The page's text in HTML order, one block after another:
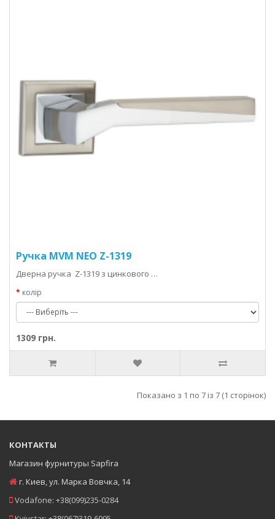
Ручка MVM NEO Z-1319
Дверна ручка Z-1319 з цинкового …
колір
1309 грн.
Показано з 1 по 7 із 7 (1 сторінок)
КОНТАКТЫ
Магазин фурнитуры Sapfira
г. Киев ул. Марка Вовчка, 14
Vodafone: +38(099)235-0284